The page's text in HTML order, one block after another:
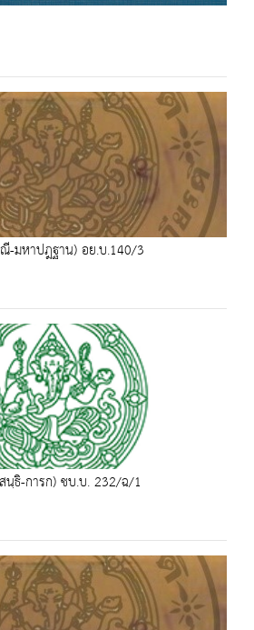
-มหาปฎฐาน) อย.บ.140/3
ธิ-การก) ชบ.บ. 232/ฉ/1